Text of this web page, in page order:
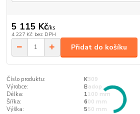
5 115 Kč/ks
4 227 Kč bez DPH
Přidat do košíku
Číslo produktu:
K309
Výrobce:
Badop
Délka:
1100 mm
Šířka:
600 mm
Výška:
550 mm